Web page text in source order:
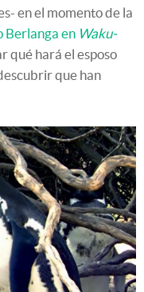
en el momento de la
Berlanga en Waku-
qué hará el esposo
que han